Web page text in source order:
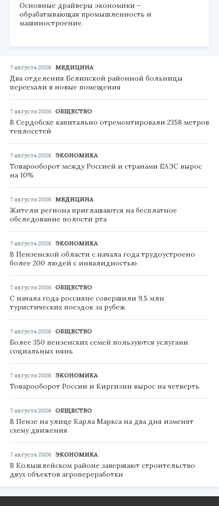
Основные драйверы экономики –
обрабатывающая промышленность и
машиностроение.
7 августа 2026 МЕДИЦИНА
Два отделения Белинской районной больницы
переехали в новые помещения
7 августа 2026 ОБЩЕСТВО
В Сердобске капитально отремонтировали 2358 метров
теплосетей
7 августа 2026 ЭКОНОМИКА
Товарооборот между Россией и странами ЕАЭС вырос
на 10%
7 августа 2026 МЕДИЦИНА
Жители региона приглашаются на бесплатное
обследование полости рта
7 августа 2026 ЭКОНОМИКА
В Пензенской области с начала года трудоустроено
более 200 людей с инвалидностью
7 августа 2026 ОБЩЕСТВО
С начала года россияне совершили 9,5 млн
туристических поездок за рубеж
7 августа 2026 ОБЩЕСТВО
Более 350 пензенских семей пользуются услугами
социальных нянь
7 августа 2026 ЭКОНОМИКА
Товарооборот России и Киргизии вырос на четверть
7 августа 2026 ОБЩЕСТВО
В Пензе на улице Карла Маркса на два дня изменят
схему движения
7 августа 2026 ЭКОНОМИКА
В Колышлейском районе завершают строительство
двух объектов агропереработки